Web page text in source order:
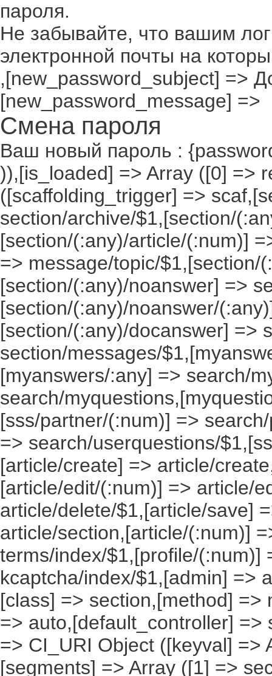
пароля.
Не забывайте, что вашим
электронной почты на
,[new_password_subject] =>
[new_password_message] =>
Смена пароля
Ваш новый пароль :
)),[is_loaded] => Array ([0] =>
([scaffolding_trigger] =>
section/archive/$1,[section/
[section/(:any)/article/(:num)]
=> message/topic/$1,[section/
[section/(:any)/noanswer] =>
[section/(:any)/noanswer/
[section/(:any)/docanswer] =>
section/messages/
[myanswers/:any] => search/
search/
[sss/partner/(:num)] =>
=> search/userquestions/
[article/create] => article/
[article/edit/(:num)] => article/
article/delete/$1,[article/save]
article/section,[article/(:num)]
terms/index/$1,[profile/(:num)]
kcaptcha/index/$1,[admin] =>
[class] => section,[method]
=> auto,[default_controller]
=> CI_URI Object ([keyval] =>
[segments] => Array ([1] =>